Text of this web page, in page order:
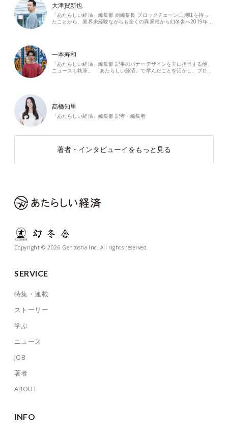
大津賀新也
「あたらしい経済」編集部 副編集長 ブロックチェーンに興味を持っ
たことから、業界未経験ながらも全くの異業種から幻冬舎へ2019年…
一本寿和
「あたらしい経済」編集部 記事のバナーデザインを主に担当する他、
ニュースも執筆。 「あたらしい経済」で学んだことを活かし、ブロ…
髙橋知里
「あたらしい経済」編集部 記者・編集者
著者・インタビューイをもっと見る
Copyright © 2026 Gentosha Inc. All rights reserved.
SERVICE
特集・連載
ストーリー
学ぶ
ニュース
JOB
著者
ABOUT
INFO